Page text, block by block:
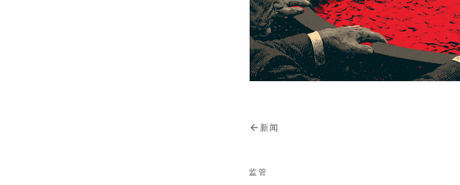
新闻
监管